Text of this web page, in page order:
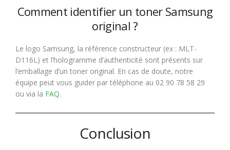
Comment identifier un toner Samsung
original ?
Le logo Samsung, la référence constructeur (ex : MLT-
D116L) et l’hologramme d’authenticité sont présents sur
l’emballage d’un toner original. En cas de doute, notre
équipe peut vous guider par téléphone au 02 90 78 58 29
ou via la FAQ.
Conclusion